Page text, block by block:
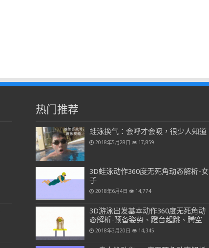
热门推荐
蛙泳换气：会呼才会吸，很少人知道
2018年5月28日 17,859
3D蛙泳动作360度无死角动态解析-女
子
2018年6月4日 14,774
3D游泳出发基本动作360度无死角动
态解析-预备姿势、蹬台起跳、腾空
2018年3月20日 14,345